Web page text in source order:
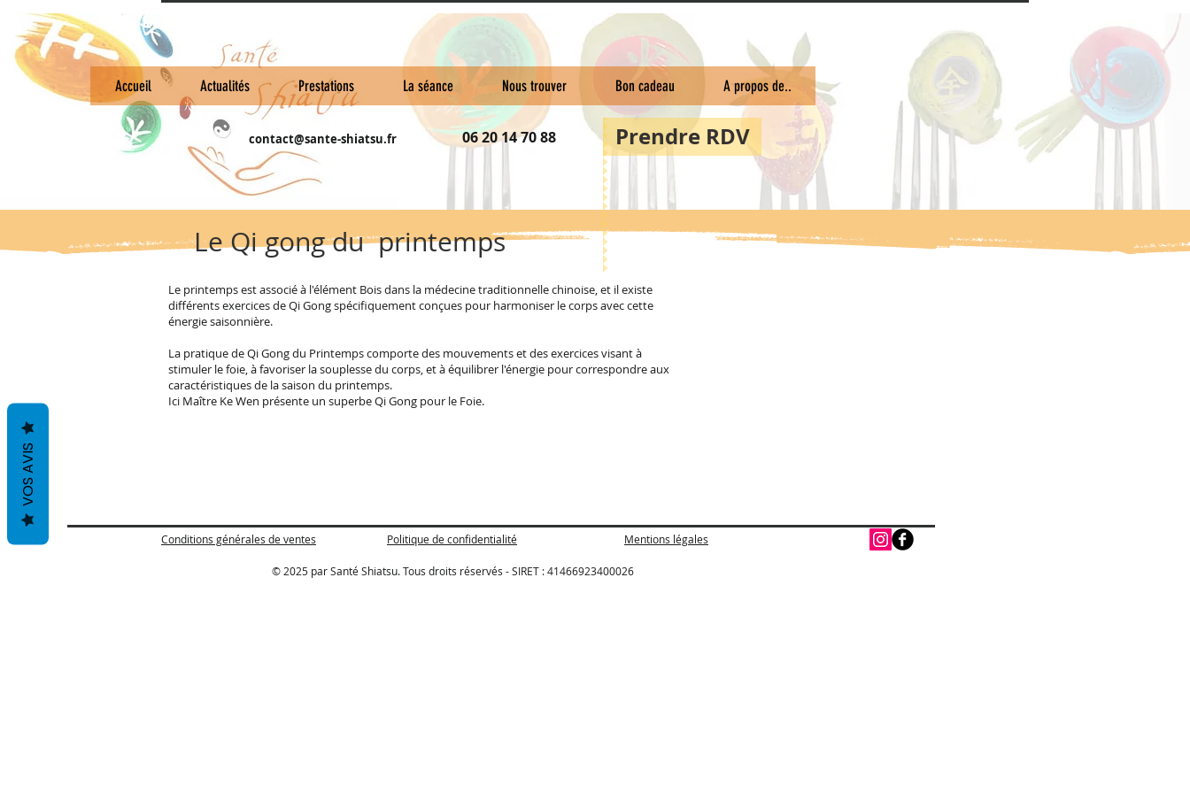
Accueil Actualités Prestations La séance Nous trouver Bon cadeau A propos de..
contact@sante-shiatsu.fr 06 20 14 70 88 Prendre RDV
Le Qi gong du printemps
Le printemps est associé à l'élément Bois dans la médecine traditionnelle chinoise, et il existe
différents exercices de Qi Gong spécifiquement conçues pour harmoniser le corps avec cette
énergie saisonnière.
La pratique de Qi Gong du Printemps comporte des mouvements et des exercices visant à
stimuler le foie, à favoriser la souplesse du corps, et à équilibrer l'énergie pour correspondre aux
caractéristiques de la saison du printemps.
Ici Maître Ke Wen présente un superbe Qi Gong pour le Foie.
Conditions générales de ventes Politique de confidentialité Mentions légales
© 2025 par Santé Shiatsu. Tous droits réservés - SIRET : 41466923400026
VOS AVIS